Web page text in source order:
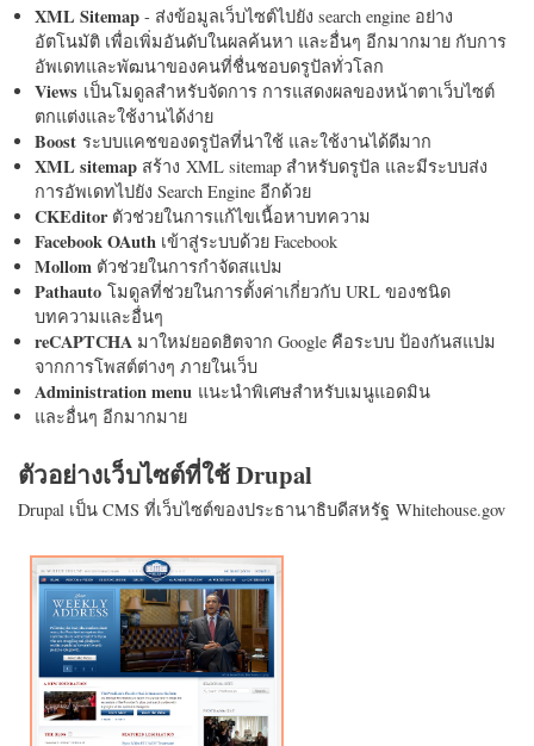
XML Sitemap - ส่งข้อมูลเว็บไซต์ไปยัง search engine อย่าง
อัตโนมัติ เพื่อเพิ่มอันดับในผลค้นหา และอื่นๆ อีกมากมาย กับการ
อัพเดทและพัฒนาของคนที่ชื่นชอบดรูปัลทั่วโลก
Views เป็นโมดูลสำหรับจัดการ การแสดงผลของหน้าตาเว็บไซต์
ตกแต่งและใช้งานได้ง่าย
Boost ระบบแคชของดรูปัลที่น่าใช้ และใช้งานได้ดีมาก
XML sitemap สร้าง XML sitemap สำหรับดรูปัล และมีระบบส่ง
การอัพเดทไปยัง Search Engine อีกด้วย
CKEditorตัวช่วยในการแก้ไขเนื้อหาบทความ
Facebook OAuth เข้าสู่ระบบด้วย Facebook
Mollom ตัวช่วยในการกำจัดสแปม
Pathauto โมดูลที่ช่วยในการตั้งค่าเกี่ยวกับ URL ของชนิด
บทความและอื่นๆ
reCAPTCHA มาใหม่ยอดฮิตจาก Google คือระบบ ป้องกันสแปม
จากการโพสต์ต่างๆ ภายในเว็บ
Administration menu แนะนำพิเศษสำหรับเมนูแอดมิน
และอื่นๆ อีกมากมาย
ตัวอย่างเว็บไซต์ที่ใช้ Drupal
Drupal เป็น CMS ที่เว็บไซต์ของประธานาธิบดีสหรัฐ Whitehouse.gov